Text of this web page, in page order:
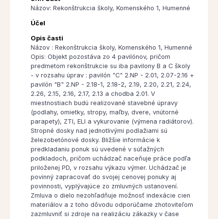
Názov: Rekonštrukcia školy, Komenského 1, Humenné
Účel
Opis časti
Názov : Rekonštrukcia školy, Komenského 1, Humenné
Opis: Objekt pozostáva zo 4 pavilónov, pričom
predmetom rekonštrukcie su iba pavilony B a C školy
- v rozsahu úprav : pavilón "C" 2.NP - 2.01, 2.07-2.16 +
pavilón "B" 2.NP - 2.18-1, 2.18-2, 2.19, 2.20, 2.21, 2.24,
2.26, 2.15, 2.16, 2.17, 2.13 a chodba 2.01. V
miestnostiach budú realizované stavebné úpravy
(podlahy, omietky, stropy, maľby, dvere, vnútorné
parapety), ZTI, ELI a vykurovanie (výmena radiátorov).
Stropné dosky nad jednotlivými podlažiami sú
železobetónové dosky. Bližšie informácie k
predkladaniu ponuk sú uvedené v súťažných
podkladoch, pričom uchádzač naceňuje práce podľa
priloženej PD, v rozsahu výkazu výmer. Uchádzač je
povinný zapracovať do svojej cenovej ponuky aj
povinnosti, vyplývajúce zo zmluvných ustanovení.
Zmluva o dielo nezohľadňuje možnosť indexácie cien
materiálov a z toho dôvodu odporúčame zhotoviteľom
zazmluvniť si zdroje na realizáciu zákazky v čase